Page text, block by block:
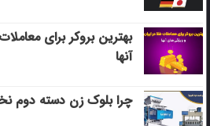
بهترین بروکر برای
آنها
چرا بلوک زن دسته دوم